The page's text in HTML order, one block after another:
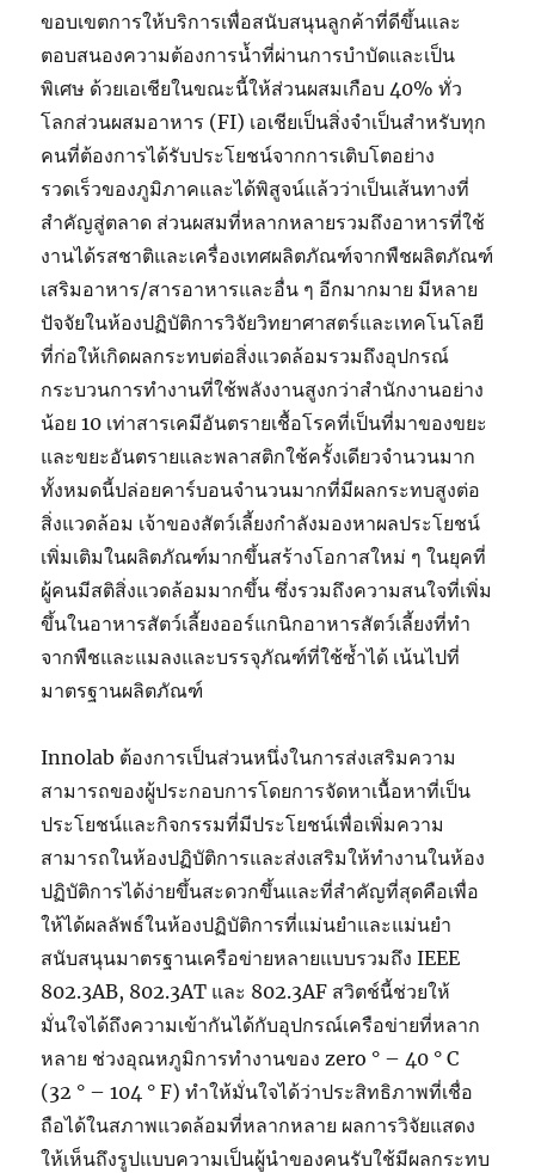
ขอบเขตการให้บริการเพื่อสนับสนุนลูกค้าที่ดีขึ้นและ
ตอบสนองความต้องการน้ำที่ผ่านการบำบัดและเป็น
พิเศษ ด้วยเอเชียในขณะนี้ให้ส่วนผสมเกือบ 40% ทั่ว
โลกส่วนผสมอาหาร (FI) เอเชียเป็นสิ่งจำเป็นสำหรับทุก
คนที่ต้องการได้รับประโยชน์จากการเติบโตอย่าง
รวดเร็วของภูมิภาคและได้พิสูจน์แล้วว่าเป็นเส้นทางที่
สำคัญสู่ตลาด ส่วนผสมที่หลากหลายรวมถึงอาหารที่ใช้
งานได้รสชาติและเครื่องเทศผลิตภัณฑ์จากพืชผลิตภัณฑ์
เสริมอาหาร/สารอาหารและอื่น ๆ อีกมากมาย มีหลาย
ปัจจัยในห้องปฏิบัติการวิจัยวิทยาศาสตร์และเทคโนโลยี
ที่ก่อให้เกิดผลกระทบต่อสิ่งแวดล้อมรวมถึงอุปกรณ์
กระบวนการทำงานที่ใช้พลังงานสูงกว่าสำนักงานอย่าง
น้อย 10 เท่าสารเคมีอันตรายเชื้อโรคที่เป็นที่มาของขยะ
และขยะอันตรายและพลาสติกใช้ครั้งเดียวจำนวนมาก
ทั้งหมดนี้ปล่อยคาร์บอนจำนวนมากที่มีผลกระทบสูงต่อ
สิ่งแวดล้อม เจ้าของสัตว์เลี้ยงกำลังมองหาผลประโยชน์
เพิ่มเติมในผลิตภัณฑ์มากขึ้นสร้างโอกาสใหม่ ๆ ในยุคที่
ผู้คนมีสติสิ่งแวดล้อมมากขึ้น ซึ่งรวมถึงความสนใจที่เพิ่ม
ขึ้นในอาหารสัตว์เลี้ยงออร์แกนิกอาหารสัตว์เลี้ยงที่ทำ
จากพืชและแมลงและบรรจุภัณฑ์ที่ใช้ซ้ำได้ เน้นไปที่
มาตรฐานผลิตภัณฑ์
Innolab ต้องการเป็นส่วนหนึ่งในการส่งเสริมความ
สามารถของผู้ประกอบการโดยการจัดหาเนื้อหาที่เป็น
ประโยชน์และกิจกรรมที่มีประโยชน์เพื่อเพิ่มความ
สามารถในห้องปฏิบัติการและส่งเสริมให้ทำงานในห้อง
ปฏิบัติการได้ง่ายขึ้นสะดวกขึ้นและที่สำคัญที่สุดคือเพื่อ
ให้ได้ผลลัพธ์ในห้องปฏิบัติการที่แม่นยำและแม่นยำ
สนับสนุนมาตรฐานเครือข่ายหลายแบบรวมถึง IEEE
802.3AB, 802.3AT และ 802.3AF สวิตช์นี้ช่วยให้
มั่นใจได้ถึงความเข้ากันได้กับอุปกรณ์เครือข่ายที่หลาก
หลาย ช่วงอุณหภูมิการทำงานของ zero ° – 40 ° C
(32 ° – 104 ° F) ทำให้มั่นใจได้ว่าประสิทธิภาพที่เชื่อ
ถือได้ในสภาพแวดล้อมที่หลากหลาย ผลการวิจัยแสดง
ให้เห็นถึงรูปแบบความเป็นผู้นำของคนรับใช้มีผลกระทบ